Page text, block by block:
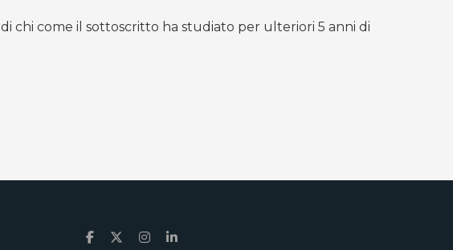
chi come il sottoscritto ha studiato per ulteriori 5 anni di